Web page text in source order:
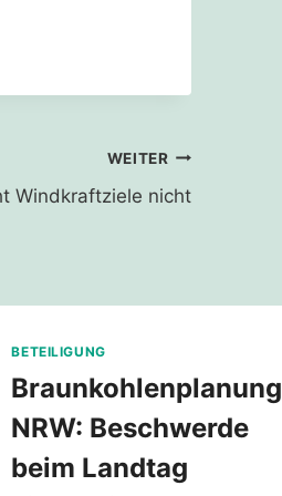
WEITER
Windkraftziele nicht
BETEILIGUNG
Braunkohlenplanung
NRW: Beschwerde
beim Landtag